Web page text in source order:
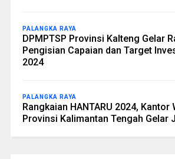
PALANGKA RAYA
DPMPTSP Provinsi Kalteng Gelar
Pengisian Capaian dan Target
2024
PALANGKA RAYA
Rangkaian HANTARU 2024, Kantor
Provinsi Kalimantan Tengah Gelar